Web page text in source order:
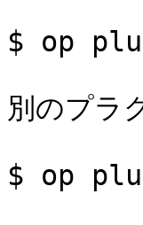
$ op
別のプラ
$ op